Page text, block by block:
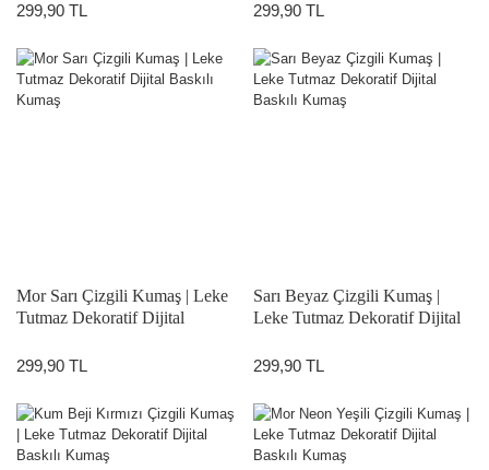
299,90 TL
299,90 TL
Mor Sarı Çizgili Kumaş | Leke
Tutmaz Dekoratif Dijital
299,90 TL
Sarı Beyaz Çizgili Kumaş |
Leke Tutmaz Dekoratif Dijital
299,90 TL